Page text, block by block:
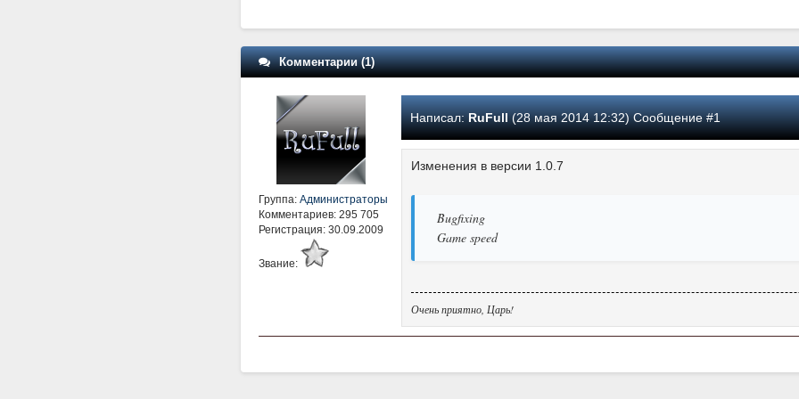
Комментарии (1)
Группа: Администраторы
Комментариев: 295 705
Регистрация: 30.09.2009
Звание:
Написал: RuFull(28 мая 2014 12:32) Сообщение #1
Изменения в версии 1.0.7
Bugfixing
Game speed
Очень приятно, Царь!